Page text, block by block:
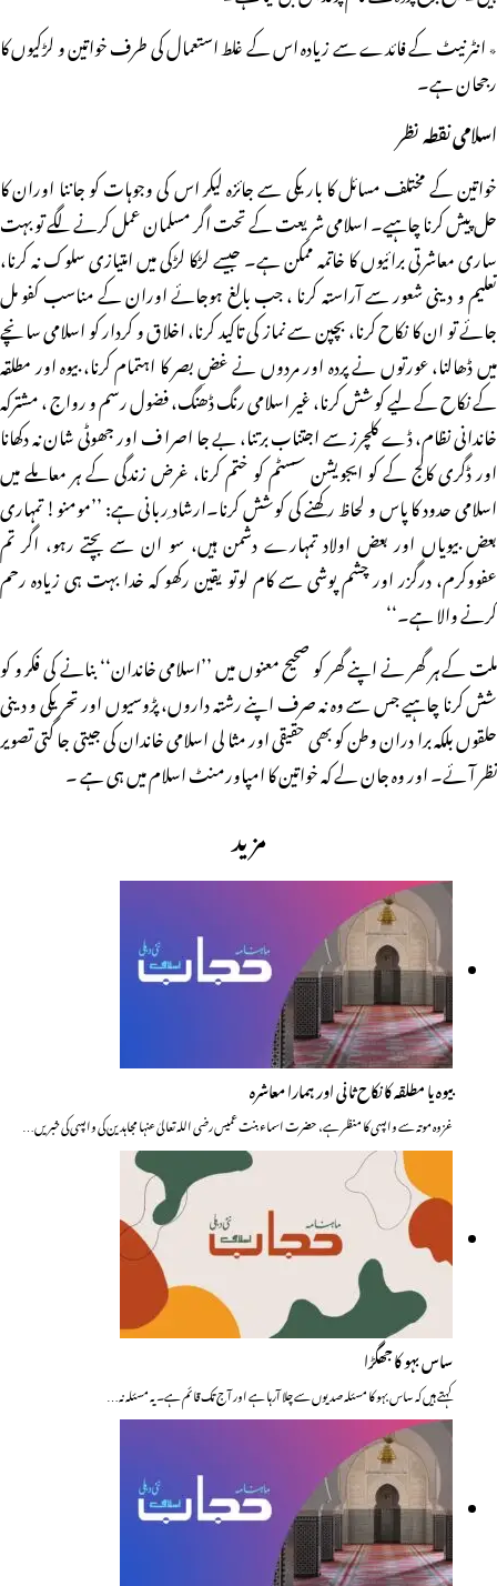
٭ انٹرنیٹ کے فائدے سے زیادہ اس کے غلط استعمال کی طرف خواتین و لڑکیوں کا
رجحان ہے۔
اسلامی نقطہ نظر
خواتین کے مختلف مسائل کا باریکی سے جائزہ لیکر اس کی وجوہات کو جاننا اوران کا
حل پیش کرنا چاہیے۔ اسلامی شریعت کے تحت اگر مسلمان عمل کرنے لگے تو بہت
ساری معاشرتی برائیوں کا خاتمہ ممکن ہے۔ جیسے لڑکا لڑکی میں امتیازی سلوک نہ کرنا،
تعلیم و دینی شعور سے آراستہ کرنا ، جب بالغ ہوجائے اوران کے مناسب کفو مل
جائے تو ان کا نکاح کرنا، بچپن سے نماز کی تاکید کرنا، اخلاق و کردار کو اسلامی سانچے
میں ڈھالنا، عورتوں نے پردہ اور مردوں نے غضِ بصر کا اہتمام کرنا، بیوہ اور مطلقہ
کے نکاح کے لیے کوشش کرنا، غیر اسلامی رنگ ڈھنگ، فضول رسم و رواج ، مشترکہ
خاندانی نظام، ڈے کلچرز سے اجتناب برتنا، بے جا اصرا ف اور جھوٹی شان نہ دکھانا
اور ڈگری کالج کے کو ایجویشن سسٹم کو ختم کرنا، غرض زندگی کے ہر معاملے میں
اسلامی حدود کا پاس و لحاظ رکھنے کی کوشش کرنا۔ارشاد ِربانی ہے: ’’مومنو! تمہاری
بعض بیویاں اور بعض اولاد تمہارے دشمن ہیں، سو ان سے بچتے رہو، اگر تم
عفووکرم، درگزر اور چشم پوشی سے کام لوتو یقین رکھو کہ خدا بہت ہی زیادہ رحم
کرنے والا ہے۔‘‘
ملت کے ہر گھر نے اپنے گھر کو صحیح معنوں میں ’’اسلامی خاندان‘‘ بنانے کی فکر و کو
شش کرنا چاہیے جس سے وہ نہ صرف اپنے رشتہ داروں، پڑوسیوں اور تحریکی و دینی
حلقوں بلکہ برا دران وطن کو بھی حقیقی اور مثا لی اسلامی خاندان کی جیتی جا گتی تصویر
نظر آ ئے۔ اور وہ جان لے کہ خواتین کا امپاورمنٹ اسلام میں ہی ہے ۔
مزید
بیوہ یا مطلقہ کا نکاح ثانی اور ہمارا معاشرہ
غزوہ موتہ سے واپسی کا منظر ہے، حضرت اسماء بنت عمیس رضی اللہ تعالیٰ عنہا مجاہدین کی واپسی کی خبریں…
ساس بہو کا جھگڑا
کہتے ہیں کہ ساس بہو کا مسئلہ صدیوں سے چلا آرہا ہے اور آج تک قائم ہے۔ یہ مسئلہ نہ…